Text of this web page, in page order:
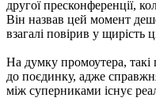
другої пресконференції,
Він назвав цей момент
взагалі повірив у щирість
На думку промоутера, такі
до поєдинку, адже
між суперниками існує